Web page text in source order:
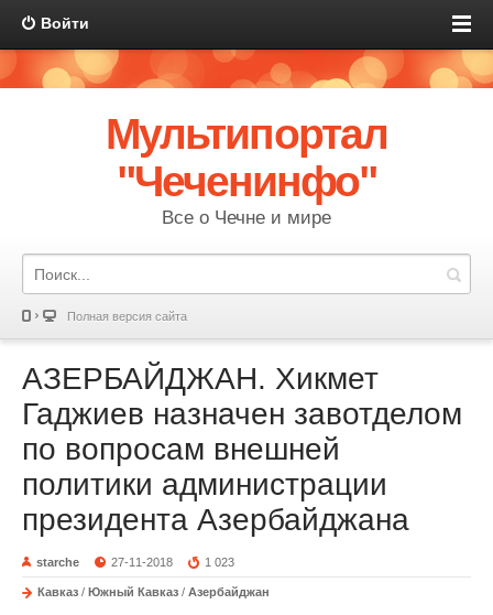
Войти
Мультипортал
"Чеченинфо"
Все о Чечне и мире
Полная версия сайта
АЗЕРБАЙДЖАН. Хикмет
Гаджиев назначен завотделом
по вопросам внешней
политики администрации
президента Азербайджана
starche 27-11-2018 1 023
Кавказ / Южный Кавказ / Азербайджан